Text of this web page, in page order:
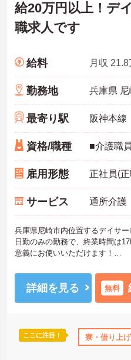
給20万円以上！デ
職求人です
給料
勤務地
最寄り駅
資格/職種
雇用形態 正社員(
サービス 通所介護
兵庫県尼崎市内位置するデイサー
日勤のみの勤務で、終業時間は
意義にお使いいただけます！
いたしますので、お気軽にご相
詳細を見る 無料
ここに注目！ 寮・借り上げ